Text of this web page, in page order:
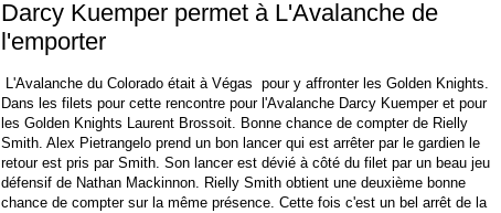
Darcy Kuemper permet à L'Avalanche de
l'emporter
L'Avalanche du Colorado était à Végas pour y affronter les Golden Knights.
Dans les filets pour cette rencontre pour l'Avalanche Darcy Kuemper et pour
les Golden Knights Laurent Brossoit. Bonne chance de compter de Rielly
Smith. Alex Pietrangelo prend un bon lancer qui est arrêter par le gardien le
retour est pris par Smith. Son lancer est dévié à côté du filet par un beau jeu
défensif de Nathan Mackinnon. Rielly Smith obtient une deuxième bonne
chance de compter sur la même présence. Cette fois c'est un bel arrêt de la